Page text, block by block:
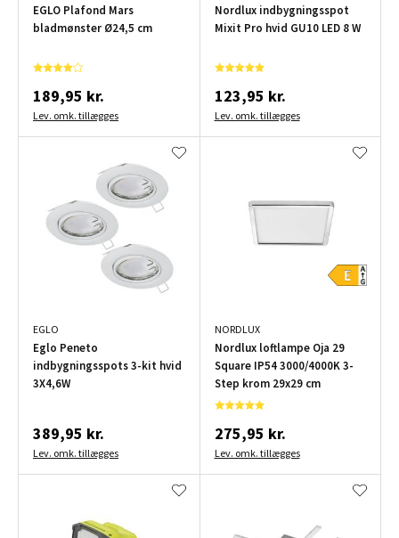
EGLO Plafond Mars
bladmønster Ø24,5 cm
189,95 kr.
Lev. omk. tillægges
Nordlux indbygningsspot
Mixit Pro hvid GU10 LED 8 W
123,95 kr.
Lev. omk. tillægges
EGLO
Eglo Peneto
indbygningsspots 3-kit hvid
3X4,6W
389,95 kr.
Lev. omk. tillægges
NORDLUX
Nordlux loftlampe Oja 29
Square IP54 3000/4000K 3-
Step krom 29x29 cm
275,95 kr.
Lev. omk. tillægges